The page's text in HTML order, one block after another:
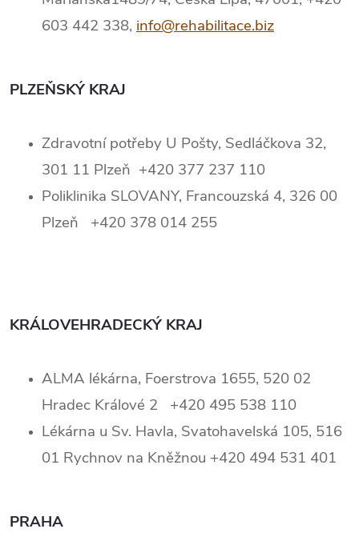
603 442 338, info@rehabilitace.biz
PLZEŇSKÝ KRAJ
Zdravotní potřeby U Pošty, Sedláčkova 32,
301 11 Plzeň +420 377 237 110
Poliklinika SLOVANY, Francouzská 4, 326 00
Plzeň +420 378 014 255
KRÁLOVEHRADECKÝ KRAJ
ALMA lékárna, Foerstrova 1655, 520 02
Hradec Králové 2 +420 495 538 110
Lékárna u Sv. Havla, Svatohavelská 105, 516
01 Rychnov na Kněžnou +420 494 531 401
PRAHA